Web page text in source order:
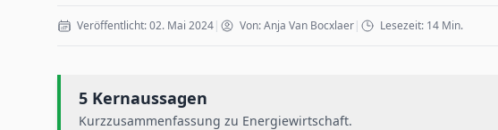
Veröffentlicht: 02. Mai 2024| Von: Anja Van Bocxlaer| Lesezeit: 14 Min.
5 Kernaussagen
Kurzzusammenfassung zu Energiewirtschaft.